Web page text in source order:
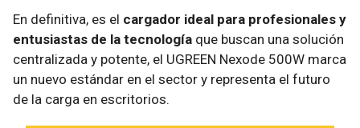
En definitiva, es el cargador ideal para profesionales y
entusiastas de la tecnología que buscan una solución
centralizada y potente, el UGREEN Nexode 500W marca
un nuevo estándar en el sector y representa el futuro
de la carga en escritorios.